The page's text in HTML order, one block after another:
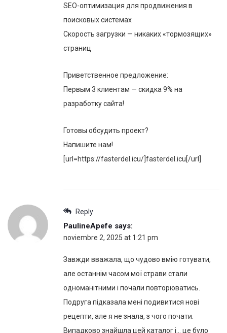
SEO-оптимизация для продвижения в
поисковых системах
Скорость загрузки — никаких «тормозящих»
страниц
Приветственное предложение:
Первым 3 клиентам — скидка 9% на
разработку сайта!
Готовы обсудить проект?
Напишите нам!
[url=https://fasterdel.icu/]fasterdel.icu[/url]
Reply
PaulineApefe says:
noviembre 2, 2025 at 1:21 pm
Завжди вважала, що чудово вмію готувати,
але останнім часом мої страви стали
одноманітними і почали повторюватись.
Подруга підказала мені подивитися нові
рецепти, але я не знала, з чого почати.
Випадково знайшла цей каталог і… це було